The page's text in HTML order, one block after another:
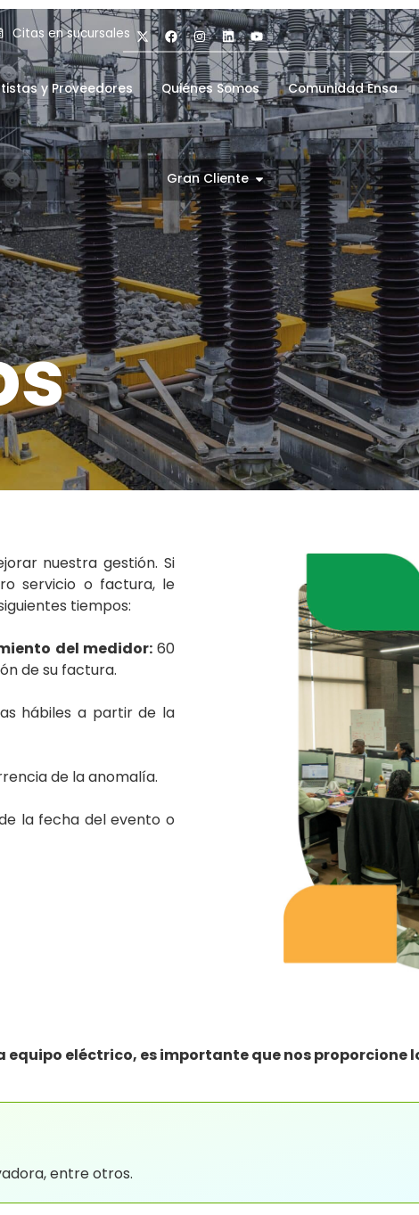
Citas en sucursales
y Proveedores Quiénes Somos Comunidad Ensa
Gran Cliente
nuestra gestión. Si
servicio o factura, le
tiempos:
del medidor:60
de su factura.
hábiles a partir de la
de la anomalía.
la fecha del evento o
eléctrico, es importante que nos proporcione
entre otros.